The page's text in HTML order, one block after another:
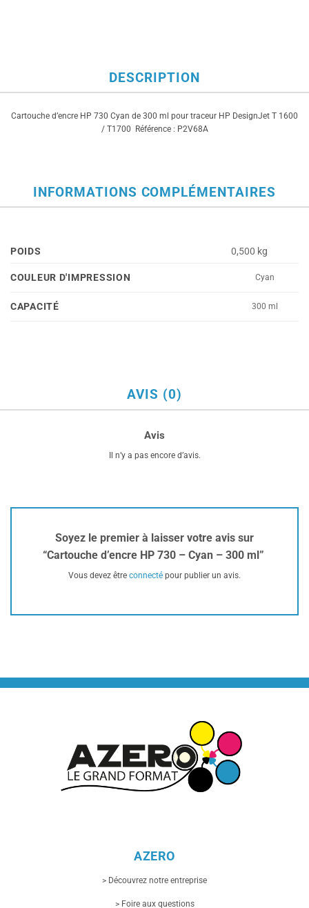
DESCRIPTION
Cartouche d’encre HP 730 Cyan de 300 ml pour traceur HP DesignJet T 1600
/ T1700 Référence : P2V68A
INFORMATIONS COMPLÉMENTAIRES
POIDS 0,500 kg
COULEUR D'IMPRESSION Cyan
CAPACITÉ 300 ml
AVIS (0)
Avis
Il n’y a pas encore d’avis.
Soyez le premier à laisser votre avis sur
“Cartouche d’encre HP 730 – Cyan – 300 ml”
Vous devez être connecté pour publier un avis.
AZERO
> Découvrez notre entreprise
> Foire aux questions